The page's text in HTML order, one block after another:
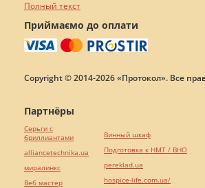
Полный текст
Приймаємо до оплати
Copyright © 2014-2026 «Протокол». Все
Партнёры
Серьги с
бриллиантами
alliancetechnika.ua
миралинкс
Веб мастер
Винный шкаф
Подготовка к НМТ / ВНО
pereklad.ua
hospice-life.com.ua/